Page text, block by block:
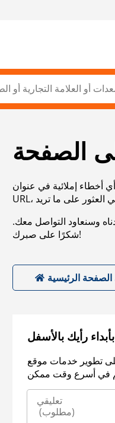
الصفحة
أخطاء إملائية في عنوان
وسنعاود التواصل معك.
شكرًا على صبرك!
الصفحة الرئيسية
رأيك بالأسفل
تطوير خدمات موقع